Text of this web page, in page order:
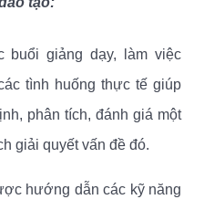
buổi giảng dạy, làm việc
tình huống thực tế giúp
phân tích, đánh giá một
giải quyết vấn đề đó.
hướng dẫn các kỹ năng